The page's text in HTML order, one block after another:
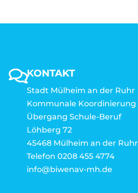
KONTAKT
Stadt Mülheim an der Ruhr
Kommunale Koordinierung
Übergang Schule-Beruf
Löhberg 72
45468 Mülheim an der Ruhr
Telefon 0208 455 4774
info@biwenav-mh.de